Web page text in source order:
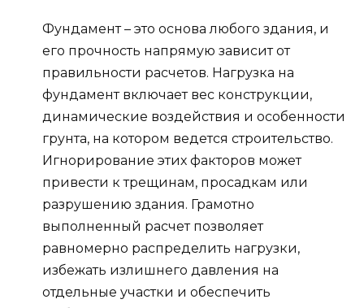
Фундамент – это основа любого здания, и
его прочность напрямую зависит от
правильности расчетов. Нагрузка на
фундамент включает вес конструкции,
динамические воздействия и особенности
грунта, на котором ведется строительство.
Игнорирование этих факторов может
привести к трещинам, просадкам или
разрушению здания. Грамотно
выполненный расчет позволяет
равномерно распределить нагрузки,
избежать излишнего давления на
отдельные участки и обеспечить